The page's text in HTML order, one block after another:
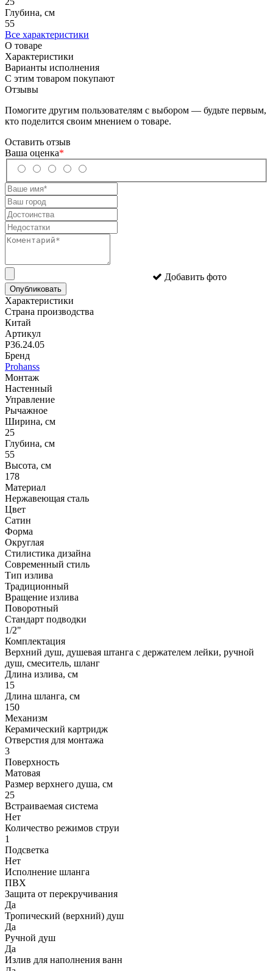
Глубина, см
55
Все характеристики
О товаре
Характеристики
Варианты исполнения
С этим товаром покупают
Отзывы
Помогите другим пользователям с выбором — будьте первым,
кто поделится своим мнением о товаре.
Оставить отзыв
Ваша оценка*
Добавить фото
Опубликовать
Характеристики
Страна производства
Китай
Артикул
P36.24.05
Бренд
Prohanss
Монтаж
Настенный
Управление
Рычажное
Ширина, см
25
Глубина, см
55
Высота, см
178
Материал
Нержавеющая сталь
Цвет
Сатин
Форма
Округлая
Стилистика дизайна
Современный стиль
Тип излива
Традиционный
Вращение излива
Поворотный
Стандарт подводки
1/2"
Комплектация
Верхний душ, душевая штанга с держателем лейки, ручной
душ, смеситель, шланг
Длина излива, см
15
Длина шланга, см
150
Механизм
Керамический картридж
Отверстия для монтажа
3
Поверхность
Матовая
Размер верхнего душа, см
25
Встраиваемая система
Нет
Количество режимов струи
1
Подсветка
Нет
Исполнение шланга
ПВХ
Защита от перекручивания
Да
Тропический (верхний) душ
Да
Ручной душ
Да
Излив для наполнения ванн